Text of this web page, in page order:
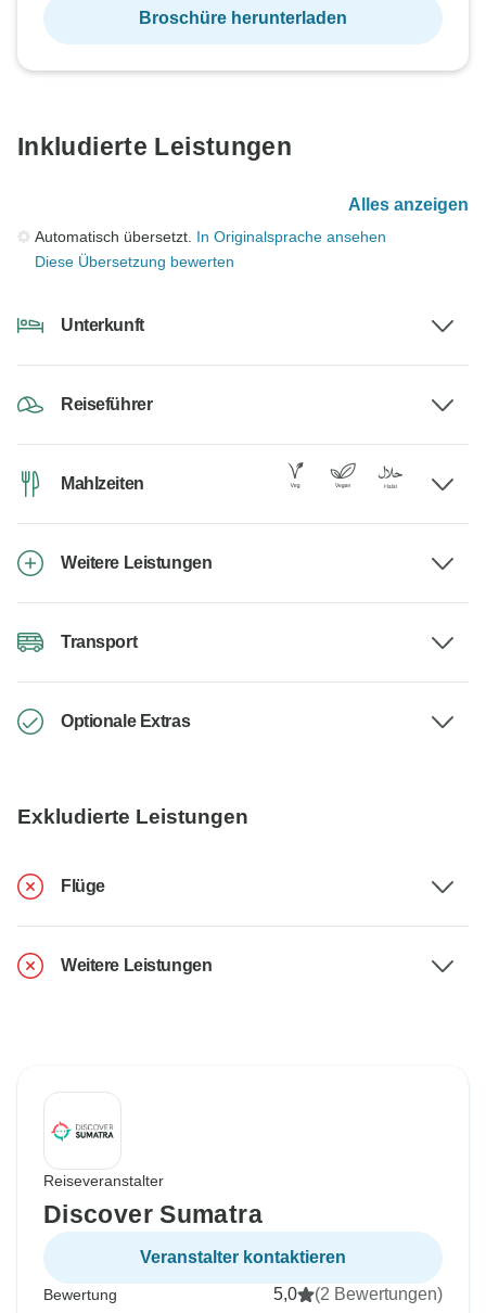
Broschüre herunterladen
Inkludierte Leistungen
Alles anzeigen
Automatisch übersetzt. In Originalsprache ansehen
Diese Übersetzung bewerten
Unterkunft
Reiseführer
Mahlzeiten
Weitere Leistungen
Transport
Optionale Extras
Exkludierte Leistungen
Flüge
Weitere Leistungen
Reiseveranstalter
Discover Sumatra
Veranstalter kontaktieren
Bewertung 5,0 (2 Bewertungen)